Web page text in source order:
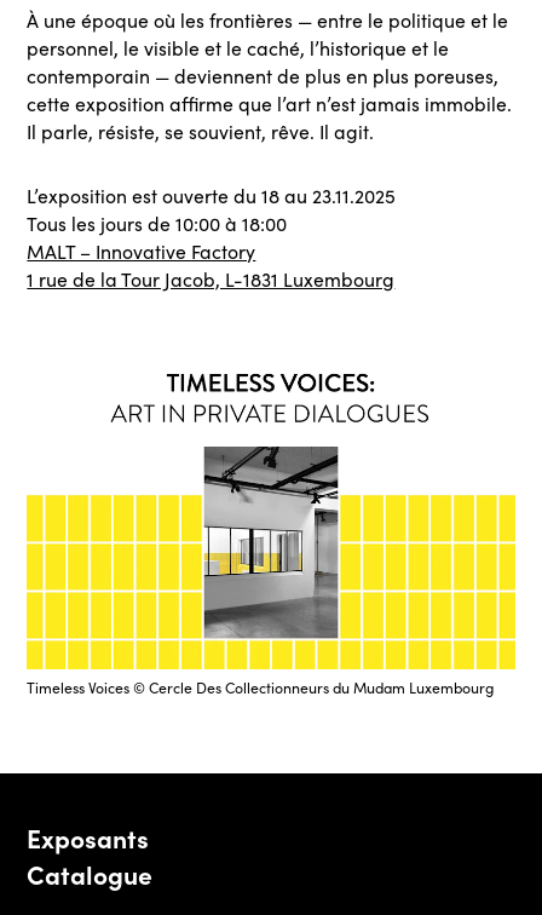
À une époque où les frontières — entre le politique et le
personnel, le visible et le caché, l’historique et le
contemporain — deviennent de plus en plus poreuses,
cette exposition affirme que l’art n’est jamais immobile.
Il parle, résiste, se souvient, rêve. Il agit.
L’exposition est ouverte du 18 au 23.11.2025
Tous les jours de 10:00 à 18:00
MALT – Innovative Factory
1 rue de la Tour Jacob, L-1831 Luxembourg
Timeless Voices © Cercle Des Collectionneurs du Mudam Luxembourg
Exposants
Catalogue